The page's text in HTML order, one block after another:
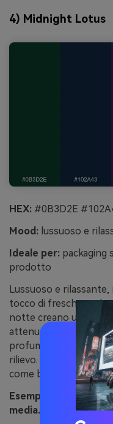
4) Midnight Lotus
HEX: #0B3D2E
Mood: lussuoso e
Ideale per: packaging
prodotto
Lussuoso e
tocco di freschezza
notte creano una
attenuato dona
profumi e packaging
rilievo. Consiglio:
come bordo o sigillo
Esempio visivo di
media.io